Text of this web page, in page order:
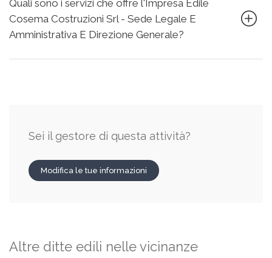
Quali sono i servizi che offre l'Impresa Edile
Cosema Costruzioni Srl - Sede Legale E
Amministrativa E Direzione Generale?
Sei il gestore di questa attività?
Modifica le tue informazioni
Altre ditte edili nelle vicinanze